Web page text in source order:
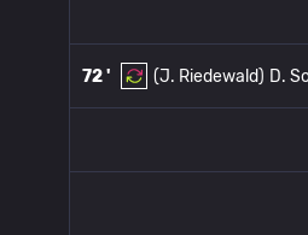
72 ' (J. Riedewald) D.